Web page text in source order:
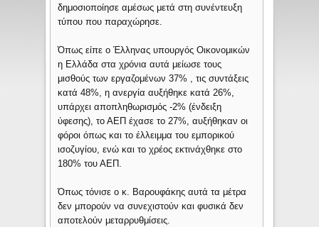
δημοσιοποίησε αμέσως μετά στη συνέντευξη
τύπου που παραχώρησε.
Όπως είπε ο Έλληνας υπουργός Οικονομικών
η Ελλάδα στα χρόνια αυτά μείωσε τους
μισθούς των εργαζομένων 37% , τις συντάξεις
κατά 48%, η ανεργία αυξήθηκε κατά 26%,
υπάρχει αποπληθωρισμός -2% (ένδειξη
ύφεσης), το ΑΕΠ έχασε το 27%, αυξήθηκαν οι
φόροι όπως και το έλλειμμα του εμπορικού
ισοζυγίου, ενώ και το χρέος εκτινάχθηκε στο
180% του ΑΕΠ.
Όπως τόνισε ο κ. Βαρουφάκης αυτά τα μέτρα
δεν μπορούν να συνεχιστούν και φυσικά δεν
αποτελούν μεταρρυθμίσεις.